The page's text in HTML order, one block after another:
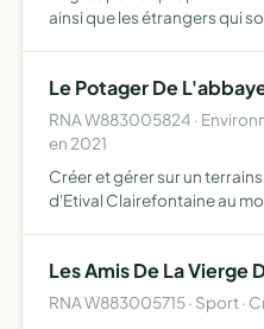
ainsi que les étrangers qui
Le Potager De
RNA W883005824 ·
en 2021
Créer et gérer sur un
d'Etival Clairefontaine au
Les Amis De La Vierge
RNA W883005715 · Sport ·